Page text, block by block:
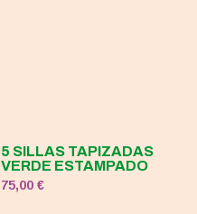
5 SILLAS TAPIZADAS
VERDE ESTAMPADO
75,00€